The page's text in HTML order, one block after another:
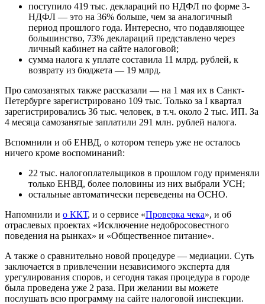
поступило 419 тыс. деклараций по НДФЛ по форме 3-
НДФЛ — это на 36% больше, чем за аналогичный
период прошлого года. Интересно, что подавляющее
большинство, 73% деклараций представлено через
личный кабинет на сайте налоговой;
сумма налога к уплате составила 11 млрд. рублей, к
возврату из бюджета — 19 млрд.
Про самозанятых также рассказали — на 1 мая их в Санкт-
Петербурге зарегистрировано 109 тыс. Только за I квартал
зарегистрировались 36 тыс. человек, в т.ч. около 2 тыс. ИП. За
4 месяца самозанятые заплатили 291 млн. рублей налога.
Вспомнили и об ЕНВД, о котором теперь уже не осталось
ничего кроме воспоминаний:
22 тыс. налогоплательщиков в прошлом году применяли
только ЕНВД, более половины из них выбрали УСН;
остальные автоматически переведены на ОСНО.
Напомнили и о ККТ, и о сервисе «Проверка чека», и об
отраслевых проектах «Исключение недобросовестного
поведения на рынках» и «Общественное питание».
А также о сравнительно новой процедуре — медиации. Суть
заключается в привлечении независимого эксперта для
урегулирования споров, и сегодня такая процедура в городе
была проведена уже 2 раза. При желании вы можете
послушать всю программу на сайте налоговой инспекции.